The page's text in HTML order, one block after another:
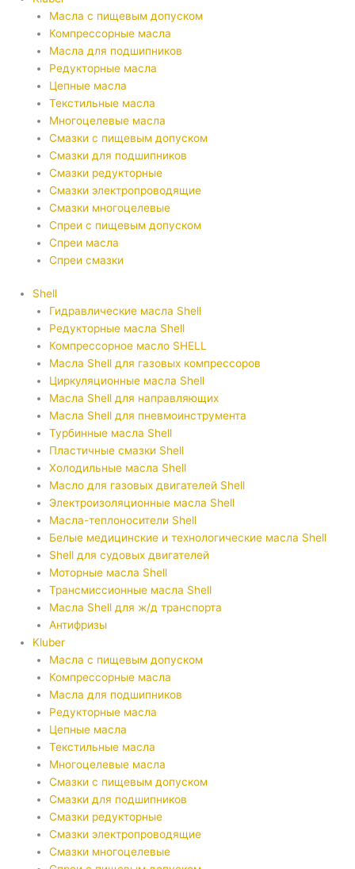
Масла с пищевым допуском
Компрессорные масла
Масла для подшипников
Редукторные масла
Цепные масла
Текстильные масла
Многоцелевые масла
Смазки с пищевым допуском
Смазки для подшипников
Смазки редукторные
Смазки электропроводящие
Смазки многоцелевые
Спреи с пищевым допуском
Спреи масла
Спреи смазки
Shell
Гидравлические масла Shell
Редукторные масла Shell
Компрессорное масло SHELL
Масла Shell для газовых компрессоров
Циркуляционные масла Shell
Масла Shell для направляющих
Масла Shell для пневмоинструмента
Турбинные масла Shell
Пластичные смазки Shell
Холодильные масла Shell
Масло для газовых двигателей Shell
Электроизоляционные масла Shell
Масла-теплоносители Shell
Белые медицинские и технологические масла Shell
Shell для судовых двигателей
Моторные масла Shell
Трансмиссионные масла Shell
Масла Shell для ж/д транспорта
Антифризы
Kluber
Масла с пищевым допуском
Компрессорные масла
Масла для подшипников
Редукторные масла
Цепные масла
Текстильные масла
Многоцелевые масла
Смазки с пищевым допуском
Смазки для подшипников
Смазки редукторные
Смазки электропроводящие
Смазки многоцелевые